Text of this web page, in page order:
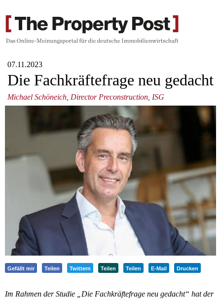
07.11.2023
Die Fachkräftefrage neu gedacht
Michael Schöneich, Director Preconstruction, ISG
Gefällt mir Teilen Twittern Teilen Teilen E-Mail Drucken
Im Rahmen der Studie „Die Fachkräftefrage neu gedacht“ hat der